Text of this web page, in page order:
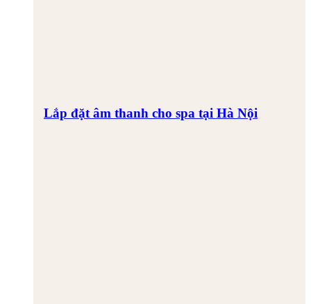
Lắp đặt âm thanh cho spa tại Hà Nội